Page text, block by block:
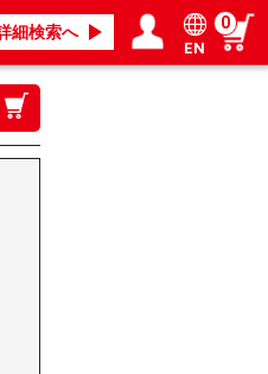
細検索へ
会員登録
ジ
EN
0